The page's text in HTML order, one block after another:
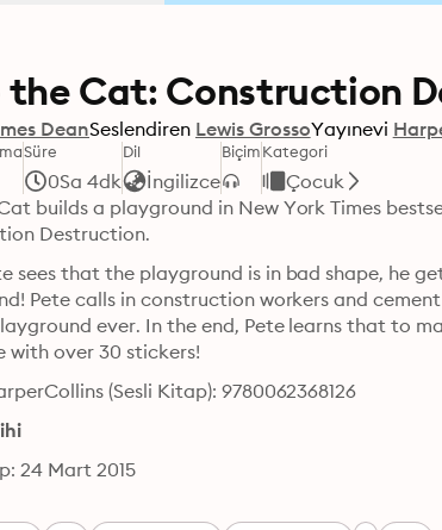
the Cat: Construction
DeanSeslendiren Lewis GrossoYayınevi
Süre
0Sa 4dk
Dil
İngilizce
BiçimKategori
Çocuk
builds a playground in New York Times
sees that the playground is in bad shape, he
Pete calls in construction workers and
ever. In the end, Pete learns that to
with over 30 stickers!
(Sesli Kitap): 9780062368126
24 Mart 2015